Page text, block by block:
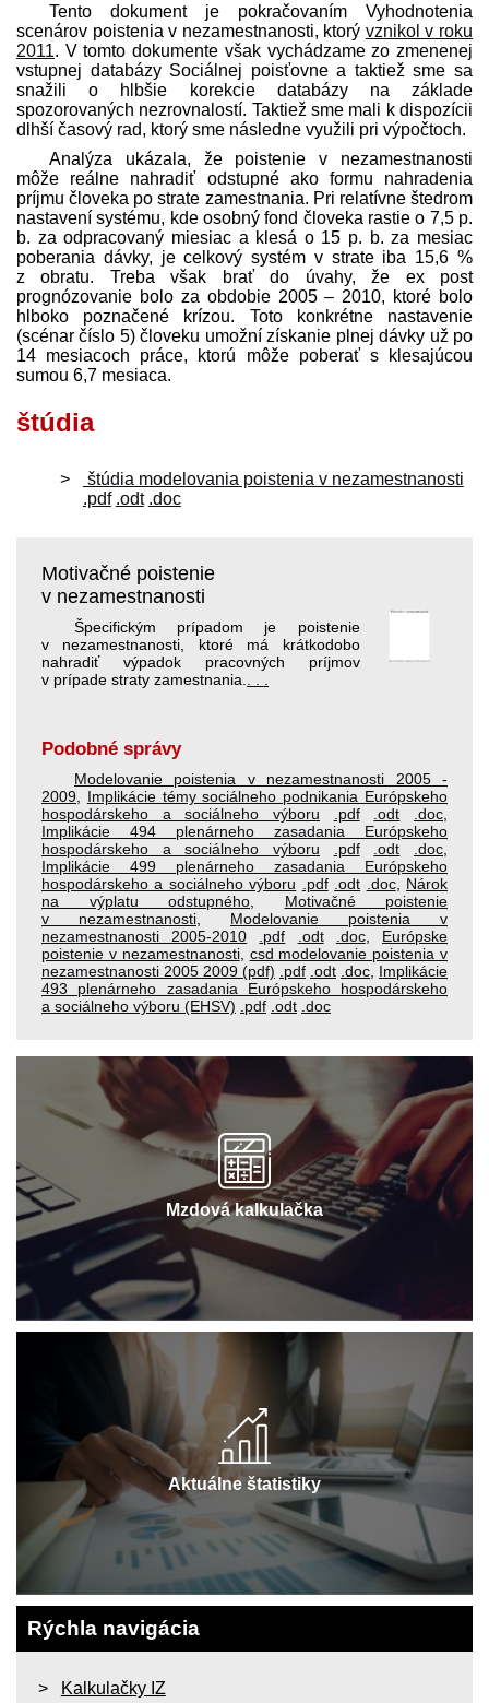
Tento dokument je pokračovaním Vyhodnotenia
scenárov poistenia v nezamestnanosti, ktorý vznikol v roku
2011. V tomto dokumente však vychádzame zo zmenenej
vstupnej databázy Sociálnej poisťovne a taktiež sme sa
snažili o hlbšie korekcie databázy na základe
spozorovaných nezrovnalostí. Taktiež sme mali k dispozícii
dlhší časový rad, ktorý sme následne využili pri výpočtoch.
Analýza ukázala, že poistenie v nezamestnanosti
môže reálne nahradiť odstupné ako formu nahradenia
príjmu človeka po strate zamestnania. Pri relatívne štedrom
nastavení systému, kde osobný fond človeka rastie o 7,5 p.
b. za odpracovaný miesiac a klesá o 15 p. b. za mesiac
poberania dávky, je celkový systém v strate iba 15,6 %
z obratu. Treba však brať do úvahy, že ex post
prognózovanie bolo za obdobie 2005 – 2010, ktoré bolo
hlboko poznačené krízou. Toto konkrétne nastavenie
(scénar číslo 5) človeku umožní získanie plnej dávky už po
14 mesiacoch práce, ktorú môže poberať s klesajúcou
sumou 6,7 mesiaca.
štúdia
štúdia modelovania poistenia v nezamestnanosti
.pdf .odt .doc
Motivačné poistenie
v nezamestnanosti
Špecifickým prípadom je poistenie
v nezamestnanosti, ktoré má krátkodobo
nahradiť výpadok pracovných príjmov
v prípade straty zamestnania.
Podobné správy
Modelovanie poistenia v nezamestnanosti 2005 -
2009
Implikácie témy sociálneho podnikania Európskeho
hospodárskeho a sociálneho výboru
.pdf .odt .doc
Implikácie 494 plenárneho zasadania Európskeho
hospodárskeho a sociálneho výboru
.pdf .odt .doc
Implikácie 499 plenárneho zasadania Európskeho
hospodárskeho a sociálneho výboru
.pdf .odt .doc, Nárok
na výplatu odstupného
Motivačné poistenie
v nezamestnanosti
Modelovanie poistenia v
nezamestnanosti 2005-2010
.pdf .odt .doc, Európske
poistenie v nezamestnanosti, csd modelovanie poistenia v
nezamestnanosti 2005 2009 (pdf)
.pdf .odt .doc Implikácie
493 plenárneho zasadania Európskeho hospodárskeho
a sociálneho výboru (EHSV)
.pdf .odt .doc
Mzdová kalkulačka
Aktuálne štatistiky
Rýchla navigácia
Kalkulačky IZ